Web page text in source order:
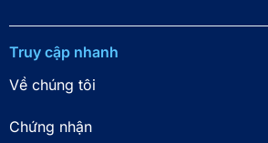
Truy cập nhanh
Về chúng tôi
Chứng nhận